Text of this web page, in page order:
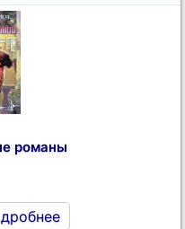
романы